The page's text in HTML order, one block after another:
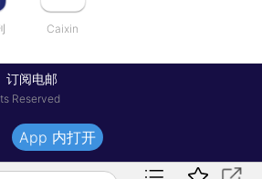
Caixin
订阅电邮
Reserved
App 内打开